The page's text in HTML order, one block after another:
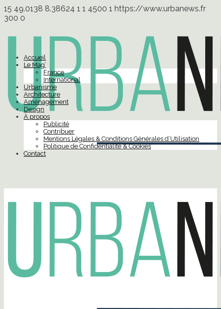
15 49.0138 8.38624 1 1 4500 1 https://www.urbanews.fr
300 0
Accueil
Le Mag’
France
International
Urbanisme
Architecture
Aménagement
Design
À propos
Publicité
Contribuer
Mentions Légales & Conditions Générales d’Utilisation
Politique de Confidentialité & Cookies
Contact